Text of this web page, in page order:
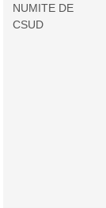
NUMITE DE
CSUD